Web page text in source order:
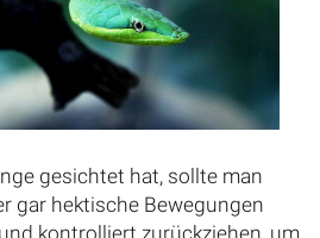
gesichtet hat, sollte man
gar hektische Bewegungen